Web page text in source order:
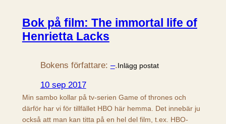
Bok på film: The immortal life of
Henrietta Lacks
Bokens författare: –.Inlägg postat
10 sep 2017
Min sambo kollar på tv-serien Game of thrones och
därför har vi för tillfället HBO här hemma. Det innebär ju
också att man kan titta på en hel del film, t.ex. HBO-